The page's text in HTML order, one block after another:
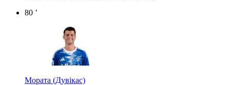
80 ’
Мората (Дувікас)